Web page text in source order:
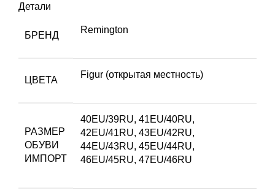
Детали
БРЕНД
Remington
ЦВЕТА
Figur (открытая местность)
РАЗМЕР
ОБУВИ
ИМПОРТ
40EU/39RU, 41EU/40RU,
42EU/41RU, 43EU/42RU,
44EU/43RU, 45EU/44RU,
46EU/45RU, 47EU/46RU